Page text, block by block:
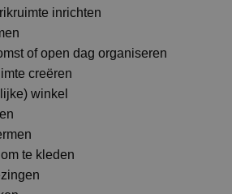
inrichten
of open dag organiseren
creëren
winkel
te kleden